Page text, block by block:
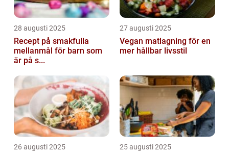
28 augusti 2025
Recept på smakfulla
mellanmål för barn som
är på s...
27 augusti 2025
Vegan matlagning för en
mer hållbar livsstil
26 augusti 2025 25 augusti 2025